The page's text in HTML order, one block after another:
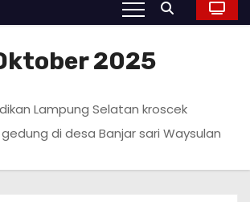
2025
Lampung Selatan kroscek
di desa Banjar sari Waysulan